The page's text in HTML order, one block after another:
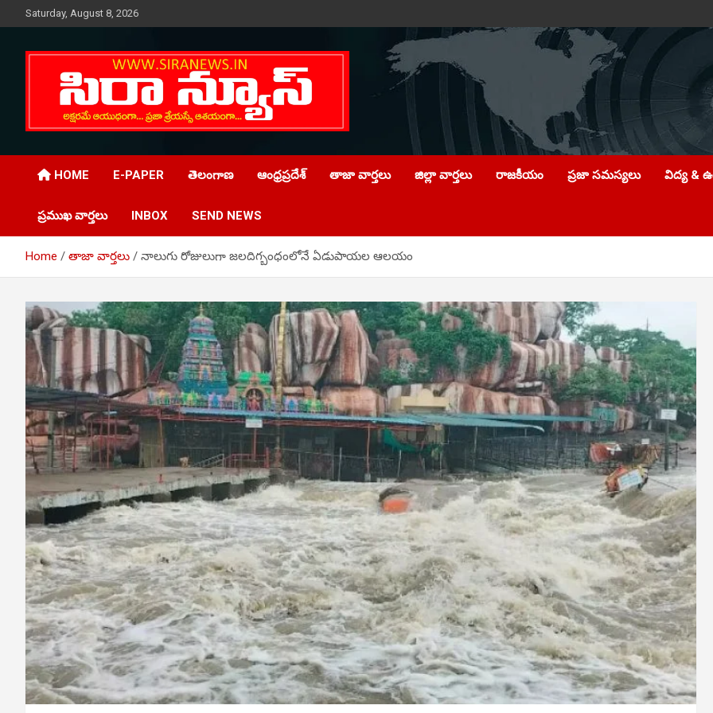
to
Saturday, August 8, 2026
SIRA NEWS
HOME E-PAPER తెలంగాణ ఆంధ్రప్రదేశ్ తాజా వార్తలు జిల్లా వార్తలు రాజకీయం ప్రజా సమస్యలు విద్య &
ప్రముఖ వార్తలు INBOX SEND NEWS
Home తాజా వార్తలు నాలుగు రోజులుగా జలదిగ్బంధంలోనే ఏడుపాయల ఆలయం